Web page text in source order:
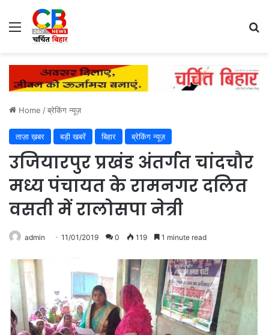
Menu
Home /ब्रेकिंग न्यूज़
ताज़ा ख़बर बड़ी खबरें बिहार ब्रेकिंग न्यूज़
उजियारपुर प्रखंड अंतर्गत चांदचौर
मध्य पंचायत के रामनगर दलित
वसती में रालोसपा नेत्री
admin 11/01/2019 0 119 1 minute read